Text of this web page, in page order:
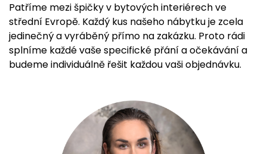
Patříme mezi špičky v bytových interiérech ve
střední Evropě. Každý kus našeho nábytku je zcela
jedinečný a vyráběný přímo na zakázku. Proto rádi
splníme každé vaše specifické přání a očekávání a
budeme individuálně řešit každou vaši objednávku.